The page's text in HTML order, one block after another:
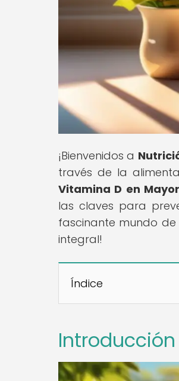
¡Bienvenidos a
través de la
Vitamina D en
las claves para
fascinante mundo
integral!
Índice
Introducción